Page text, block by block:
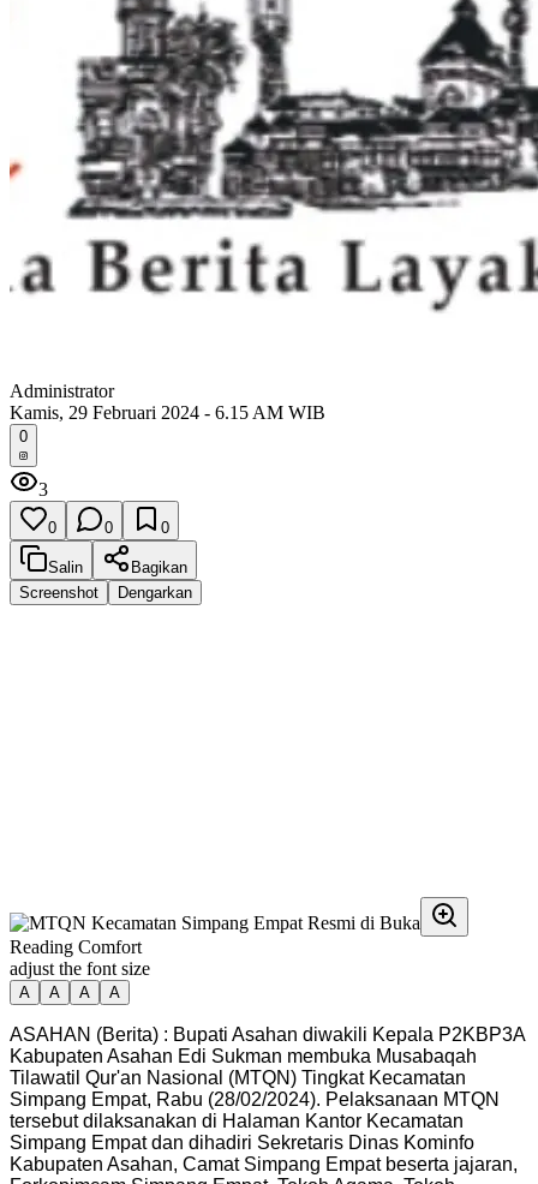
Administrator
Kamis, 29 Februari 2024 - 6.15 AM WIB
0
3
0 0 0
Salin
Bagikan
Screenshot
Dengarkan
Reading Comfort
adjust the font size
A A A A
ASAHAN (Berita) : Bupati Asahan diwakili Kepala P2KBP3A
Kabupaten Asahan Edi Sukman membuka Musabaqah
Tilawatil Qur'an Nasional (MTQN) Tingkat Kecamatan
Simpang Empat, Rabu (28/02/2024). Pelaksanaan MTQN
tersebut dilaksanakan di Halaman Kantor Kecamatan
Simpang Empat dan dihadiri Sekretaris Dinas Kominfo
Kabupaten Asahan, Camat Simpang Empat beserta jajaran,